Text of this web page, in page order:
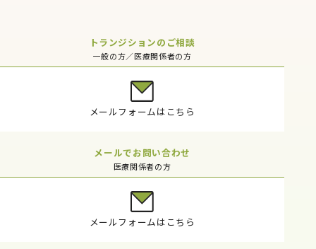
トランジションのご相談
一般の方／医療関係者の方
メールフォームはこちら
メールでお問い合わせ
医療関係者の方
メールフォームはこちら